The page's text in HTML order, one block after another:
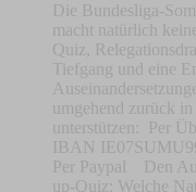
Die Bundesliga-
macht natürlich
Quiz,
Tiefgang und eine
umgehend zurück
unterstützen: Per
IBAN
Per Paypal Den
up-Quiz: Welche